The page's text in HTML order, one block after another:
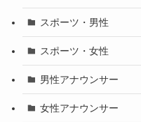
スポーツ・男性
スポーツ・女性
男性アナウンサー
女性アナウンサー